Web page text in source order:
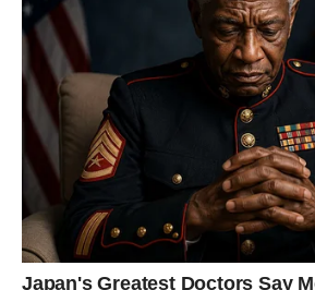
Skrivene činjenice izlaze na
Bikovi bi mogli saznati informaciju
donesu mnogo sigurniju odluku.
Finansijska pitanja postaju jasnija.
Poruka zvijezda